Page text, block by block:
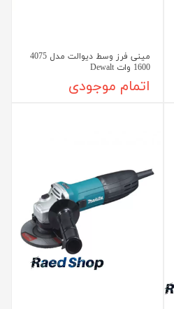
مینی فرز وسط دیوالت مدل 4075
1600 وات Dewalt
اتمام موجودی